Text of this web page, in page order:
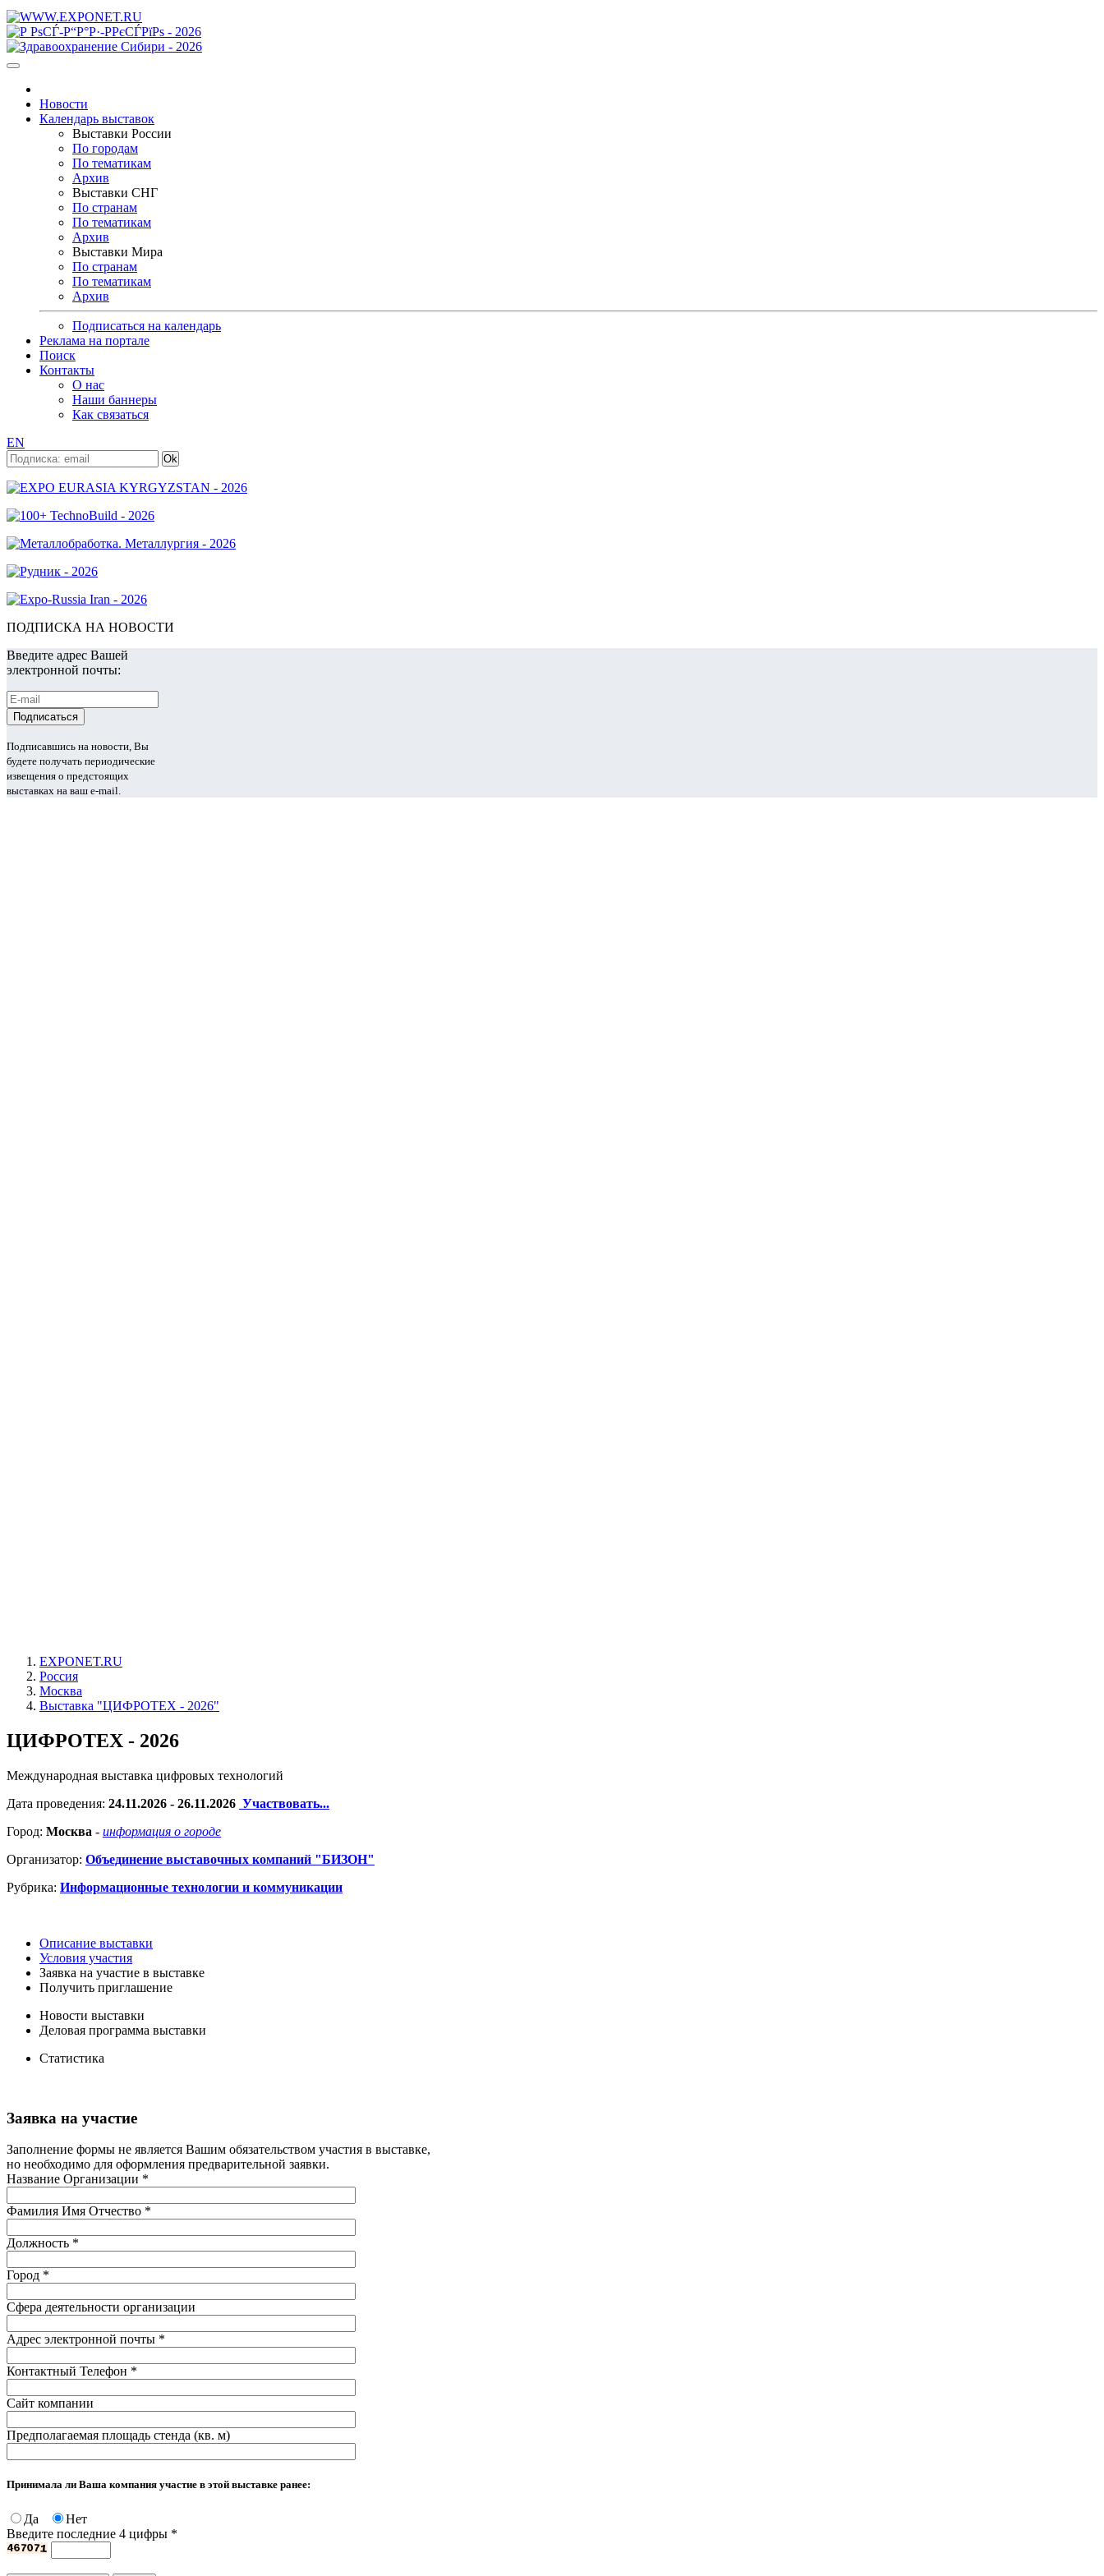
Новости
Календарь выставок
Выставки России
По городам
По тематикам
Архив
Выставки СНГ
По странам
По тематикам
Архив
Выставки Мира
По странам
По тематикам
Архив
Подписаться на календарь
Реклама на портале
Поиск
Контакты
О нас
Наши баннеры
Как связаться
EN
ПОДПИСКА НА НОВОСТИ
Введите адрес Вашей
электронной почты:
Подписавшись на новости, Вы
будете получать периодические
извещения о предстоящих
выставках на ваш e-mail.
EXPONET.RU
Россия
Москва
Выставка "ЦИФРОТЕХ - 2026"
ЦИФРОТЕХ - 2026
Международная выставка цифровых технологий
Дата проведения: 24.11.2026 - 26.11.2026 Участвовать...
Город: Москва - информация о городе
Организатор: Объединение выставочных компаний "БИЗОН"
Рубрика: Информационные технологии и коммуникации
Описание выставки
Условия участия
Заявка на участие в выставке
Получить приглашение
Новости выставки
Деловая программа выставки
Статистика
Заявка на участие
Заполнение формы не является Вашим обязательством участия в выставке,
но необходимо для оформления предварительной заявки.
Название Организации *
Фамилия Имя Отчество *
Должность *
Город *
Сфера деятельности организации
Адрес электронной почты *
Контактный Телефон *
Сайт компании
Предполагаемая площадь стенда (кв. м)
Принимала ли Ваша компания участие в этой выставке ранее:
Да
Нет
Введите последние 4 цифры *